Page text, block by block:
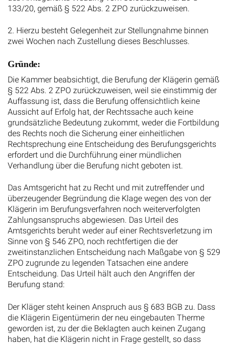
133/20, gemäß § 522 Abs. 2 ZPO zurückzuweisen.
2. Hierzu besteht Gelegenheit zur Stellungnahme binnen
zwei Wochen nach Zustellung dieses Beschlusses.
Gründe:
Die Kammer beabsichtigt, die Berufung der Klägerin gemäß
§ 522 Abs. 2 ZPO zurückzuweisen, weil sie einstimmig der
Auffassung ist, dass die Berufung offensichtlich keine
Aussicht auf Erfolg hat, der Rechtssache auch keine
grundsätzliche Bedeutung zukommt, weder die Fortbildung
des Rechts noch die Sicherung einer einheitlichen
Rechtsprechung eine Entscheidung des Berufungsgerichts
erfordert und die Durchführung einer mündlichen
Verhandlung über die Berufung nicht geboten ist.
Das Amtsgericht hat zu Recht und mit zutreffender und
überzeugender Begründung die Klage wegen des von der
Klägerin im Berufungsverfahren noch weiterverfolgten
Zahlungsanspruchs abgewiesen. Das Urteil des
Amtsgerichts beruht weder auf einer Rechtsverletzung im
Sinne von § 546 ZPO, noch rechtfertigen die der
zweitinstanzlichen Entscheidung nach Maßgabe von § 529
ZPO zugrunde zu legenden Tatsachen eine andere
Entscheidung. Das Urteil hält auch den Angriffen der
Berufung stand:
Der Kläger steht keinen Anspruch aus § 683 BGB zu. Dass
die Klägerin Eigentümerin der neu eingebauten Therme
geworden ist, zu der die Beklagten auch keinen Zugang
haben, hat die Klägerin nicht in Frage gestellt, so dass